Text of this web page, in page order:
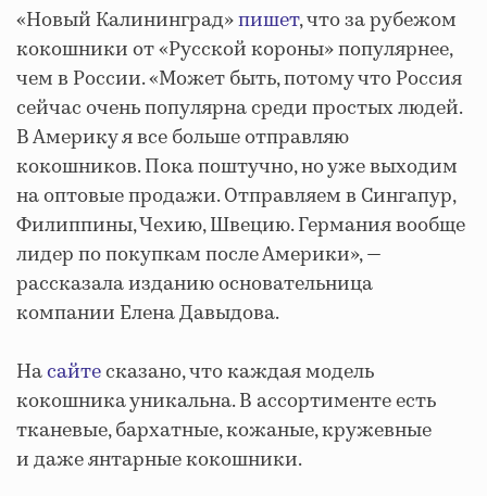
«Новый Калининград»пишет, что за рубежом
кокошники от «Русской короны» популярнее,
чем в России. «Может быть, потому что Россия
сейчас очень популярна среди простых людей.
В Америку я все больше отправляю
кокошников. Пока поштучно, но уже выходим
на оптовые продажи. Отправляем в Сингапур,
Филиппины, Чехию, Швецию. Германия вообще
лидер по покупкам после Америки», —
рассказала изданию основательница
компании Елена Давыдова.
Насайтесказано, что каждая модель
кокошника уникальна. В ассортименте есть
тканевые, бархатные, кожаные, кружевные
и даже янтарные кокошники.